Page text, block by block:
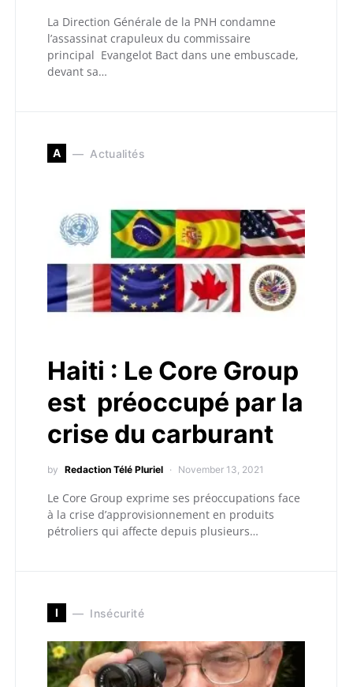
La Direction Générale de la PNH condamne
l’assassinat crapuleux du commissaire
principal Evangelot Bact dans une embuscade,
devant sa…
A Actualités
Haiti : Le Core Group
est préoccupé par la
crise du carburant
by Redaction Télé Pluriel November 13, 2021
Le Core Group exprime ses préoccupations face
à la crise d’approvisionnement en produits
pétroliers qui affecte depuis plusieurs…
I Insécurité